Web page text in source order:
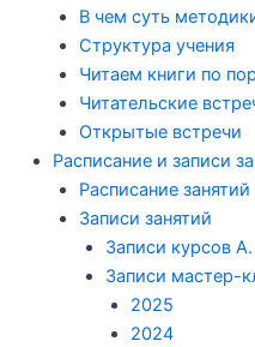
В чем суть
Структура учения
Читаем книги по
Читательские
Открытые встречи
Расписание и записи
Расписание занятий
Записи занятий
Записи курсов
Записи мастер-
2025
2024